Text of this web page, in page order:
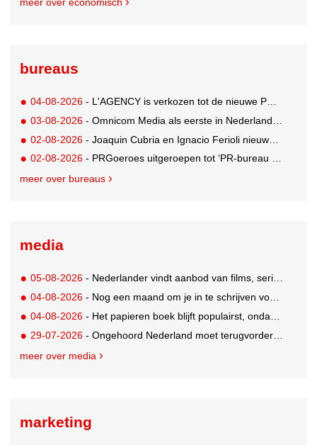
bureaus
04-08-2026 - L'AGENCY is verkozen tot de nieuwe PR-partner van KoRo
03-08-2026 - Omnicom Media als eerste in Nederland actief met advertenties in ChatGPT
02-08-2026 - Joaquin Cubria en Ignacio Ferioli nieuwe Global CCO’s GUT, Renata Neumann Global Head of Production
02-08-2026 - PRGoeroes uitgeroepen tot ‘PR-bureau van het jaar 2026’
meer over bureaus
media
05-08-2026 - Nederlander vindt aanbod van films, series en sport vaak versnipperd
04-08-2026 - Nog een maand om je in te schrijven voor de Mercurs 2026
04-08-2026 - Het papieren boek blijft populairst, ondanks digitale alternatieven
29-07-2026 - Ongehoord Nederland moet terugvordering betalen aan Commissariaat voor de Media
meer over media
marketing